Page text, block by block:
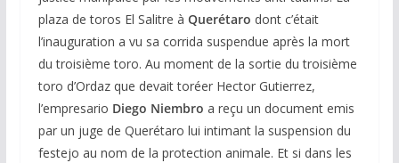
plaza de toros El Salitre à Querétaro dont c’était
l’inauguration a vu sa corrida suspendue après la mort
du troisième toro. Au moment de la sortie du troisième
toro d’Ordaz que devait toréer Hector Gutierrez,
l’empresario Diego Niembro a reçu un document emis
par un juge de Querétaro lui intimant la suspension du
festejo au nom de la protection animale. Et si dans les